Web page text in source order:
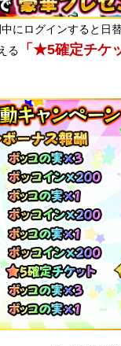
にログインすると日
る 「★5確定チケ